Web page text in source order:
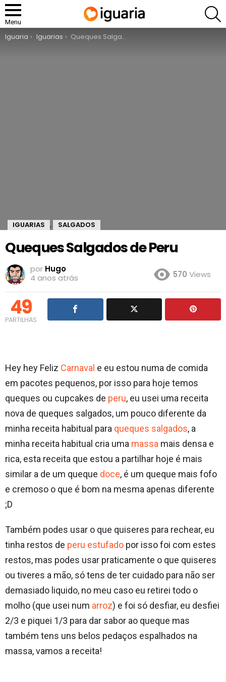
Menu
You are here:
Iguaria Iguarias Queques Salgados de Peru
IGUARIAS , SALGADOS
Queques Salgados de Peru
por Hugo
4 anos atrás
570 Views
49
PARTILHAS
Hey hey Feliz Carnaval e eu estou numa de comida
em pacotes pequenos, por isso para hoje temos
queques ou cupcakes de peru, eu usei uma receita
nova de queques salgados, um pouco diferente da
minha receita habitual para queques salgados, a
minha receita habitual cria uma massa mais densa e
rica, esta receita que estou a partilhar hoje é mais
similar a de um queque doce, é um queque mais fofo
e cremoso o que é bom na mesma apenas diferente
;D
Também podes usar o que quiseres para rechear, eu
tinha restos de peru estufado por isso foi com estes
restos, mas podes usar praticamente o que quiseres
ou tiveres a mão, só tens de ter cuidado para não ser
demasiado liquido, no meu caso eu retirei todo o
molho (que usei num arroz) e foi só desfiar, eu desfiei
2/3 e piquei 1/3 para dar sabor ao queque mas
também tens uns belos pedaços espalhados na
massa, vamos a receita!